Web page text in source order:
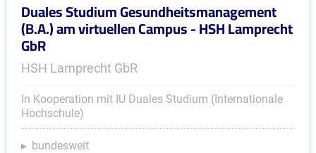
Duales Studium Gesundheitsmanagement
(B.A.) am virtuellen Campus - HSH Lamprecht
GbR
HSH Lamprecht GbR
In Kooperation mit IU Duales Studium (Internationale
Hochschule)
bundesweit